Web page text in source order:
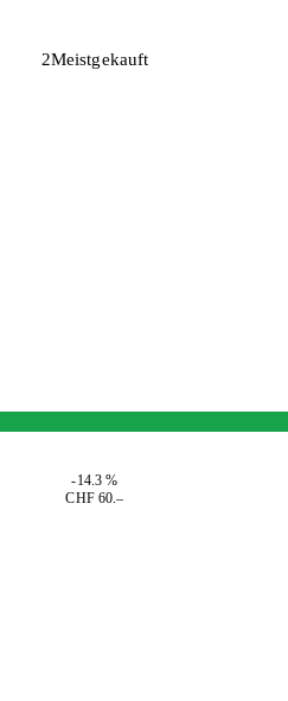
2Meistgekauft
-14.3 %
CHF 60.–